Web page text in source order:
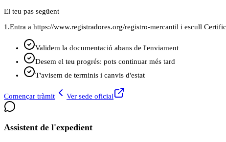
El teu pas següent
1.Entra a https://www.registradores.org/registro-mercantil i escull
Validem la documentació abans de l'enviament
Desem el teu progrés: pots continuar més tard
T'avisem de terminis i canvis d'estat
Començar tràmit Ver sede oficial
Assistent de l'expedient